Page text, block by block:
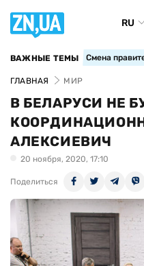
RU
ВАЖНЫЕ ТЕМЫ Смена
ГЛАВНАЯ МИР
В БЕЛАРУСИ НЕ
АЛЕКСИЕВИЧ
20 ноября, 2020, 17:10
Поделиться